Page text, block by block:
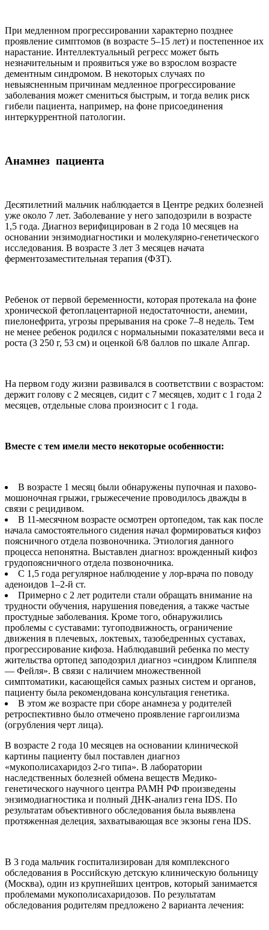
При медленном прогрессировании характерно позднее
проявление симптомов (в возрасте 5–15 лет) и постепенное их
нарастание. Интеллектуальный регресс может быть
незначительным и проявиться уже во взрослом возрасте
дементным синдромом. В некоторых случаях по
невыясненным причинам медленное прогрессирование
заболевания может смениться быстрым, и тогда велик риск
гибели пациента, например, на фоне присоединения
интеркуррентной патологии.
Анамнез пациента
Десятилетний мальчик наблюдается в Центре редких болезней
уже около 7 лет. Заболевание у него заподозрили в возрасте
1,5 года. Диагноз верифицирован в 2 года 10 месяцев на
основании энзимодиагностики и молекулярно-генетического
исследования. В возрасте 3 лет 3 месяцев начата
ферментозаместительная терапия (ФЗТ).
Ребенок от первой беременности, которая протекала на фоне
хронической фетоплацентарной недостаточности, анемии,
пиелонефрита, угрозы прерывания на сроке 7–8 недель. Тем
не менее ребенок родился с нормальными показателями веса и
роста (3 250 г, 53 см) и оценкой 6/8 баллов по шкале Апгар.
На первом году жизни развивался в соответствии с возрастом:
держит голову с 2 месяцев, сидит с 7 месяцев, ходит с 1 года 2
месяцев, отдельные слова произносит с 1 года.
Вместе с тем имели место некоторые особенности:
В возрасте 1 месяц были обнаружены пупочная и пахово-
мошоночная грыжи, грыжесечение проводилось дважды в
связи с рецидивом.
В 11-месячном возрасте осмотрен ортопедом, так как после
начала самостоятельного сидения начал формироваться кифоз
поясничного отдела позвоночника. Этиология данного
процесса непонятна. Выставлен диагноз: врожденный кифоз
грудопоясничного отдела позвоночника.
С 1,5 года регулярное наблюдение у лор-врача по поводу
аденоидов 1–2-й ст.
Примерно с 2 лет родители стали обращать внимание на
трудности обучения, нарушения поведения, а также частые
простудные заболевания. Кроме того, обнаружились
проблемы с суставами: тугоподвижность, ограничение
движения в плечевых, локтевых, тазобедренных суставах,
прогрессирование кифоза. Наблюдавший ребенка по месту
жительства ортопед заподозрил диагноз «синдром Клиппеля
— Фейля». В связи с наличием множественной
симптоматики, касающейся самых разных систем и органов,
пациенту была рекомендована консультация генетика.
В этом же возрасте при сборе анамнеза у родителей
ретроспективно было отмечено проявление гаргоилизма
(огрубления черт лица).
В возрасте 2 года 10 месяцев на основании клинической
картины пациенту был поставлен диагноз
«мукополисахаридоз 2-го типа». В лаборатории
наследственных болезней обмена веществ Медико-
генетического научного центра РАМН РФ произведены
энзимодиагностика и полный ДНК-анализ гена IDS. По
результатам объективного обследования была выявлена
протяженная делеция, захватывающая все экзоны гена IDS.
В 3 года мальчик госпитализирован для комплексного
обследования в Российскую детскую клиническую больницу
(Москва), один из крупнейших центров, который занимается
проблемами мукополисахаридозов. По результатам
обследования родителям предложено 2 варианта лечения: